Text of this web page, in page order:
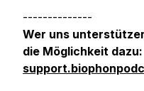
--------------
Wer uns
die Möglichkeit dazu: